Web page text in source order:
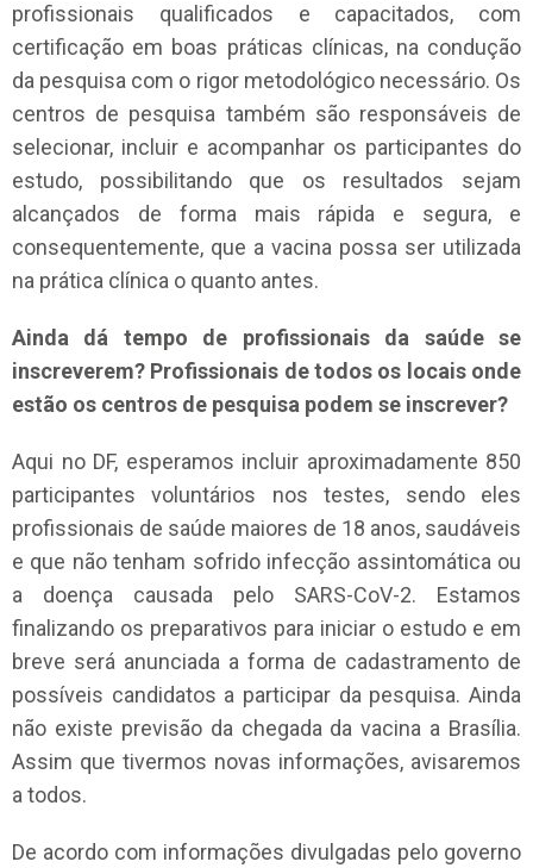
profissionais qualificados e capacitados, com
certificação em boas práticas clínicas, na condução
da pesquisa com o rigor metodológico necessário. Os
centros de pesquisa também são responsáveis de
selecionar, incluir e acompanhar os participantes do
estudo, possibilitando que os resultados sejam
alcançados de forma mais rápida e segura, e
consequentemente, que a vacina possa ser utilizada
na prática clínica o quanto antes.
Ainda dá tempo de profissionais da saúde se
inscreverem? Profissionais de todos os locais onde
estão os centros de pesquisa podem se inscrever?
Aqui no DF, esperamos incluir aproximadamente 850
participantes voluntários nos testes, sendo eles
profissionais de saúde maiores de 18 anos, saudáveis
e que não tenham sofrido infecção assintomática ou
a doença causada pelo SARS-CoV-2. Estamos
finalizando os preparativos para iniciar o estudo e em
breve será anunciada a forma de cadastramento de
possíveis candidatos a participar da pesquisa. Ainda
não existe previsão da chegada da vacina a Brasília.
Assim que tivermos novas informações, avisaremos
a todos.
De acordo com informações divulgadas pelo governo